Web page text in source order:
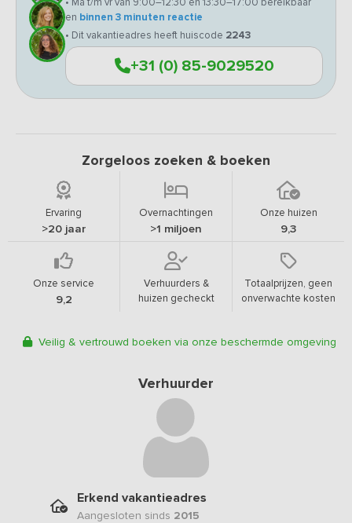
en binnen 3 minuten reactie
• Dit vakantieadres heeft huiscode 2243
+31 (0) 85-9029520
Zorgeloos zoeken & boeken
Ervaring
>20 jaar
Overnachtingen
>1 miljoen
Onze huizen
9,3
Onze service
9,2
Verhuurders &
huizen gecheckt
Totaalprijzen, geen
onverwachte kosten
Veilig & vertrouwd boeken via onze beschermde omgeving
Verhuurder
Erkend vakantieadres
Aangesloten sinds 2015